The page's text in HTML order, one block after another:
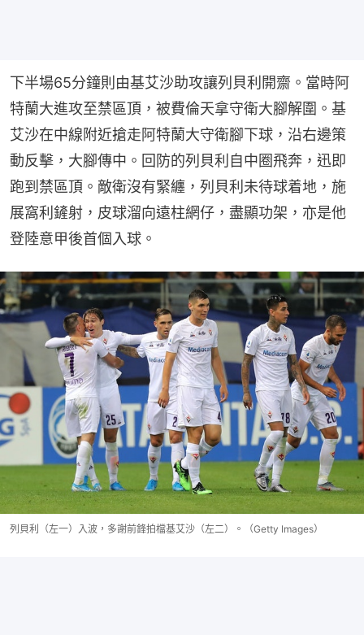
下半場65分鐘則由基艾沙助攻讓列貝利開齋。當時阿
特蘭大進攻至禁區頂，被費倫天拿守衛大腳解圍。基
艾沙在中線附近搶走阿特蘭大守衛腳下球，沿右邊策
動反擊，大腳傳中。回防的列貝利自中圈飛奔，迅即
跑到禁區頂。敵衛沒有緊纏，列貝利未待球着地，施
展窩利鏟射，皮球溜向遠柱網仔，盡顯功架，亦是他
登陸意甲後首個入球。
列貝利（左一）入波，多謝前鋒拍檔基艾沙（左二）。（Getty Images）